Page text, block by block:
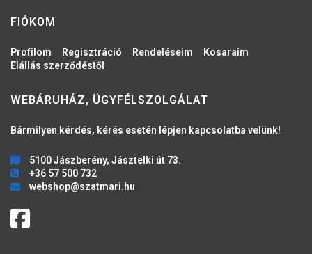
FIÓKOM
Profilom Regisztráció Rendeléseim
Kosaraim
Elállás szerződéstől
WEBÁRUHÁZ, ÜGYFÉLSZOLGÁLAT
Bármilyen kérdés, kérés esetén lépjen kapcsolatba velünk!
5100 Jászberény, Jásztelki út 73.
+36 57 500 732
webshop@szatmari.hu